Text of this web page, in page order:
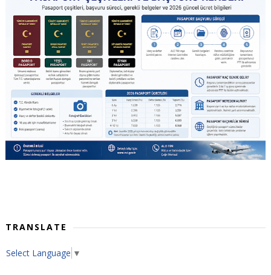
TRANSLATE
Select Language ▼